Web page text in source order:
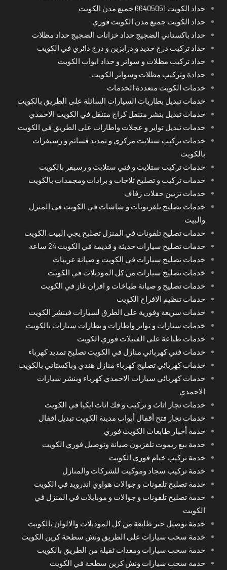
حداد الكويت 66405051 جميع مدن الكويت
حداد الكويت جميع مدن الكويت فوري
حداد باكستاني الضجيج حداد خزانات الضجيج حداد مظلات
حداد تركيب درج حديد و درابزين و درج دائري في الكويت
حداد تركيب مظلات و سواتر و حداد ابواب الكويت
حدادة وتركيب مظلات وسواتر الكويت
خدمات الكويت متعددة الخدمات
خدمات تبديل بطاريات السيارات السائلة على الطريق بالكويت
خدمات تبديل بنشر متنقل كراج متنقل في الكويت الاحمدي
خدمات تبديل تواير و عجلات واطارات على الطريق في الكويت
خدمات تركيب ستلايت مركزي و تمديد قسائم و رسيفرات
بالكويت
خدمات تركيب ستلايت و فني ستلايت و رسيفر بالكويت
خدمات تركيب و تصليح ثلاجات و برادات ومجمدات بالكويت
خدمات تزيين حفلات زفاف
خدمات تصليح تلفزيونات و شاشات في الكويت في المنزل
والبيت
خدمات تصليح تلفونات في المنزل تصليح يجي البيت الكويت
خدمات تصليح سيارات حديثة و قديمة في الكويت 24 ساعة
خدمات تصليح سيارات في الكويت و صيانة عربيات
خدمات تصليح سيارات من كل الموديلات في الكويت
خدمات تصليح و صيانة طباخات و افران غاز في الكويت
خدمات تنظيم الافراح الكويت
خدمات سريعة وفورية على الطرق لسيارات فينشر الكويت
خدمات سيارات و تواير واطارات و بطارات سيارات بالكويت
خدمات طباعة على الفنيلات فوري الكويت
خدمات فني كهربائي منازل في الكويت تصليح تمديد كهرباء
خدمات كهربائي تصليح كهرباء منازل هندي وباكستاني بالكويت
خدمات كهربائي سيارات الاحمدي كهرباء وبنشر سيارات
الاحمدي
خدمات نجار اثاث و تركيب و فك اثاث ايكيا في الكويت
خدمات نجار فتح أقفال أبواب مدينة الكويت تبديل اقفال
خدمة أحبار طابعات الكويت فوري
خدمة بيع ريموت تلفزيون صيانة وتوصيل فوري الكويت
خدمة تركيب خيام فوري الكويت
خدمة تركيب سجاد وموكيت للشركات والمنازل
خدمة تصليح تلفونات و جوالات هواوي اندرويد في الكويت
خدمة تصليح تلفونات و جوالات و موبايلات في المنزل في
الكويت
خدمة توصيل حبر طابعة من كل الموديلات والالوان بالكويت
خدمة سحب سيارات على الطريق ونش سطحة كرين الكويت
خدمة سحب سيارات ومعدات ثقيلة من الطريق بالكويت
خدمة سحب سيارات ونش كرين سطحة في الكويت